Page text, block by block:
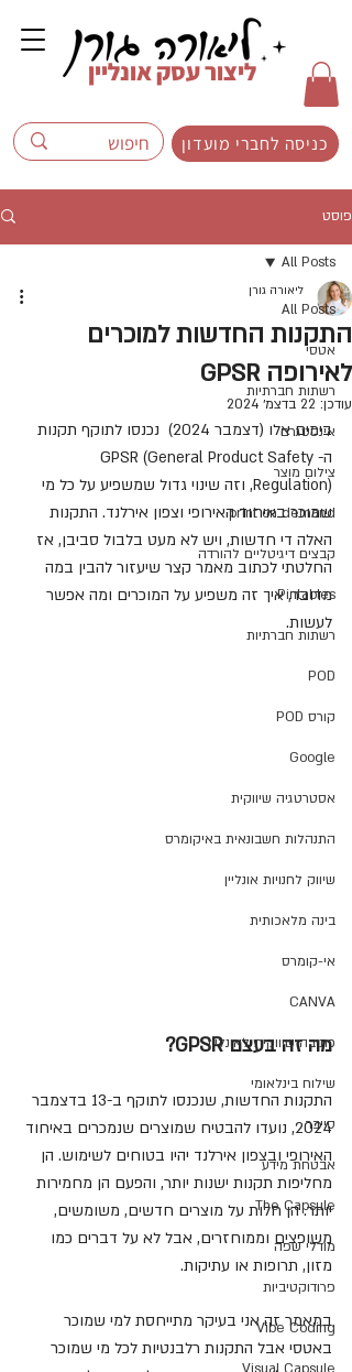
כניסה לחברי מועדון
ליצור עסק אונליין
פוסט
All Posts
אטסי
רשתות חברתיות
אינסטגרם
צילום מוצר
print on demand
קבצים דיגיטליים להורדה
Pintables
רשתות חברתיות
POD
קורס POD
Google
אסטרטגיה שיווקית
התנהלות חשבונאית באיקומרס
שיווק לחנויות אונליין
בינה מלאכותית
אי-קומרס
CANVA
כתיבה שיווקית לאונליין
שילוח בינלאומי
סייבר
אבטחת מידע
The Capsule
מודלי שפה
פרודוקטיביות
Vibe Coding
Visual Capsule
All Posts
התקנות החדשות למוכרים
לאירופה GPSR
ליאורה גורן
עודכן: 22 בדצמ׳ 2024
בימים אלו (דצמבר 2024)  נכנסו לתוקף תקנות
ה-GPSR (General Product Safety
Regulation), וזה שינוי גדול שמשפיע על כל מי
שמוכר באיחוד האירופי וצפון אירלנד. התקנות
האלה די חדשות, ויש לא מעט בלבול סביבן, אז
החלטתי לכתוב מאמר קצר שיעזור להבין במה
מדובר, איך זה משפיע על המוכרים ומה אפשר
לעשות.
מה זה בעצם GPSR?
התקנות החדשות, שנכנסו לתוקף ב-13 בדצמבר
2024, נועדו להבטיח שמוצרים שנמכרים באיחוד
האירופי ובצפון אירלנד יהיו בטוחים לשימוש. הן
מחליפות תקנות ישנות יותר, והפעם הן מחמירות
יותר. הן חלות על מוצרים חדשים, משומשים,
משופצים וממוחזרים, אבל לא על דברים כמו
מזון, תרופות או עתיקות.
במאמר זה אני בעיקר מתייחסת למי שמוכר
באטסי אבל התקנות רלבנטיות לכל מי שמוכר